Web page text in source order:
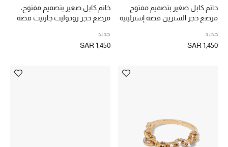
دليل مستلزمات الرجال
أبرز المصممين
حقائب رجالية
خاتم كابل صغير بتصميم مفتوح
مرصع حجر السترين فضة إسترلينية
جديد
SAR 1,450
خاتم كابل صغير بتصميم مفتوح،
مرصع حجر رودوليت جارنيت فضة
جديد
SAR 1,450